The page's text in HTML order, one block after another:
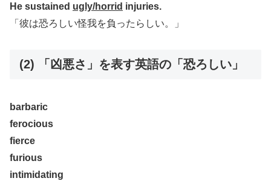
He sustained ugly/horrid injuries.
「彼は恐ろしい怪我を負ったらしい。」
(2) 「凶悪さ」を表す英語の「恐ろしい」
barbaric
ferocious
fierce
furious
intimidating